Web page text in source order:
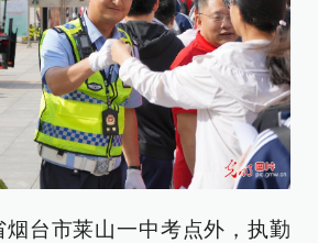
台市莱山一中考点外，执勤